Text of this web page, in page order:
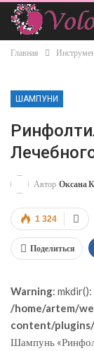
Главная
ШАМПУНИ
Автор Оксана
1 324
Поделиться
Warning:
/home/artem/
content/
Шампунь